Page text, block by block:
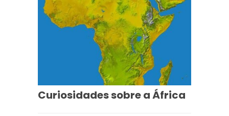
Curiosidades sobre a África